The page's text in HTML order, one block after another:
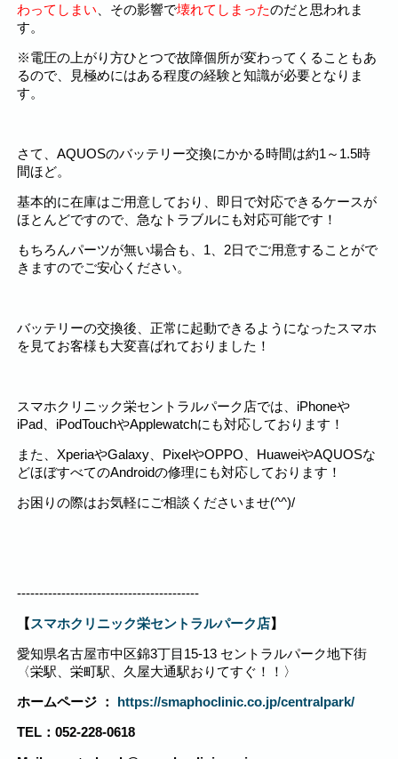
わってしまい 、その影響で壊れてしまったのだと思われま
す。
※電圧の上がり方ひとつで故障個所が変わってくることもあ
るので、見極めにはある程度の経験と知識が必要となりま
す。
さて、AQUOSのバッテリー交換にかかる時間は約1～1.5時
間ほど。
基本的に在庫はご用意しており、即日で対応できるケースが
ほとんどですので、急なトラブルにも対応可能です！
もちろんパーツが無い場合も、1、2日でご用意することがで
きますのでご安心ください。
バッテリーの交換後、正常に起動できるようになったスマホ
を見てお客様も大変喜ばれておりました！
スマホクリニック栄セントラルパーク店では、iPhoneや
iPad、iPodTouchやApplewatchにも対応しております！
また、XperiaやGalaxy、PixelやOPPO、HuaweiやAQUOSな
どほぼすべてのAndroidの修理にも対応しております！
お困りの際はお気軽にご相談くださいませ(^^)/
-----------------------------------------
【スマホクリニック栄セントラルパーク店】
愛知県名古屋市中区錦3丁目15-13 セントラルパーク地下街
〈栄駅、栄町駅、久屋大通駅おりてすぐ！！〉
ホームページ ： https://smaphoclinic.co.jp/centralpark/
TEL：052-228-0618